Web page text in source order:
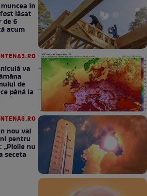
în
lăsat
de 6
acum
va
de
până la
nou val
pentru
„Ploile nu
seceta